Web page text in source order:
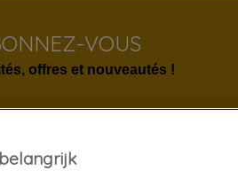
VOUS
offres et nouveautés !